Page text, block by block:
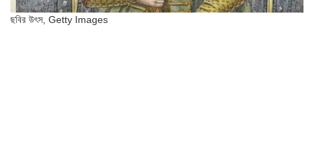
ছবির উৎস, Getty Images